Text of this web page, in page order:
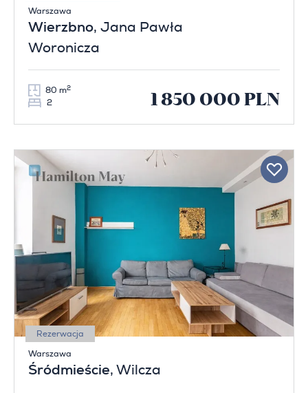
Warszawa
Wierzbno, Jana Pawła
Woronicza
80 m2
2 1 850 000 PLN
Rezerwacja
Warszawa
Śródmieście, Wilcza